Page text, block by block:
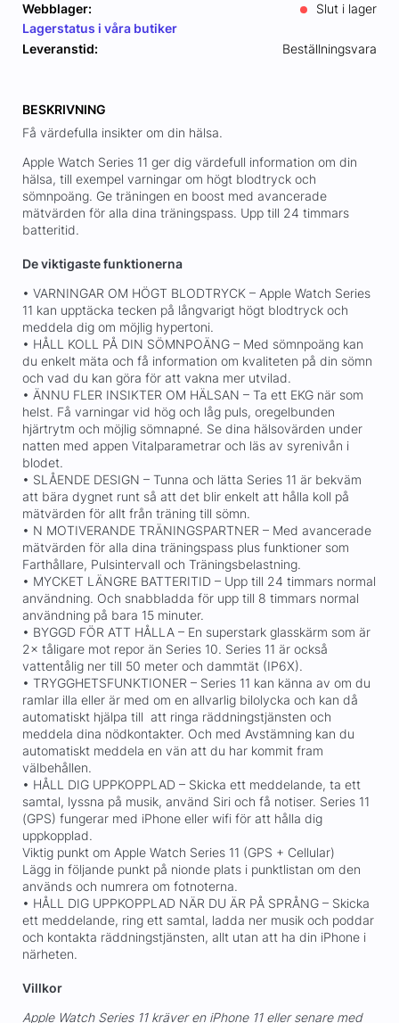
Webblager:
Slut i lager
Lagerstatus i våra butiker
Leveranstid:
Beställningsvara
BESKRIVNING
Få värdefulla insikter om din hälsa.
Apple Watch Series 11 ger dig värdefull information om din
hälsa, till exempel varningar om högt blodtryck och
sömnpoäng. Ge träningen en boost med avancerade
mätvärden för alla dina träningspass. Upp till 24 timmars
batteritid.
De viktigaste funktionerna
• VARNINGAR OM HÖGT BLODTRYCK – Apple Watch Series
11 kan upptäcka tecken på långvarigt högt blodtryck och
meddela dig om möjlig hypertoni.
• HÅLL KOLL PÅ DIN SÖMNPOÄNG – Med sömnpoäng kan
du enkelt mäta och få information om kvaliteten på din sömn
och vad du kan göra för att vakna mer utvilad.
• ÄNNU FLER INSIKTER OM HÄLSAN – Ta ett EKG när som
helst. Få varningar vid hög och låg puls, oregelbunden
hjärtrytm och möjlig sömnapné. Se dina hälsovärden under
natten med appen Vitalparametrar och läs av syrenivån i
blodet.
• SLÅENDE DESIGN – Tunna och lätta Series 11 är bekväm
att bära dygnet runt så att det blir enkelt att hålla koll på
mätvärden för allt från träning till sömn.
• N MOTIVERANDE TRÄNINGSPARTNER – Med avancerade
mätvärden för alla dina träningspass plus funktioner som
Farthållare, Pulsintervall och Träningsbelastning.
• MYCKET LÄNGRE BATTERITID – Upp till 24 timmars normal
användning. Och snabbladda för upp till 8 timmars normal
användning på bara 15 minuter.
• BYGGD FÖR ATT HÅLLA – En superstark glasskärm som är
2× tåligare mot repor än Series 10. Series 11 är också
vattentålig ner till 50 meter och dammtät (IP6X).
• TRYGGHETSFUNKTIONER – Series 11 kan känna av om du
ramlar illa eller är med om en allvarlig bilolycka och kan då
automatiskt hjälpa till att ringa räddningstjänsten och
meddela dina nödkontakter. Och med Avstämning kan du
automatiskt meddela en vän att du har kommit fram
välbehållen.
• HÅLL DIG UPPKOPPLAD – Skicka ett meddelande, ta ett
samtal, lyssna på musik, använd Siri och få notiser. Series 11
(GPS) fungerar med iPhone eller wifi för att hålla dig
uppkopplad.
Viktig punkt om Apple Watch Series 11 (GPS + Cellular)
Lägg in följande punkt på nionde plats i punktlistan om den
används och numrera om fotnoterna.
• HÅLL DIG UPPKOPPLAD NÄR DU ÄR PÅ SPRÅNG – Skicka
ett meddelande, ring ett samtal, ladda ner musik och poddar
och kontakta räddningstjänsten, allt utan att ha din iPhone i
närheten.
Villkor
Apple Watch Series 11 kräver en iPhone 11 eller senare med